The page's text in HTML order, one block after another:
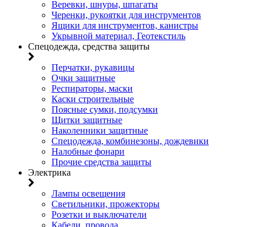
Веревки, шнуры, шпагаты
Черенки, рукоятки для инструментов
Ящики для инструментов, канистры
Укрывной материал, Геотекстиль
Спецодежда, средства защиты
Перчатки, рукавицы
Очки защитные
Респираторы, маски
Каски строительные
Поясные сумки, подсумки
Щитки защитные
Наколенники защитные
Спецодежда, комбинезоны, дождевики
Налобные фонари
Прочие средства защиты
Электрика
Лампы освещения
Светильники, прожекторы
Розетки и выключатели
Кабели, провода